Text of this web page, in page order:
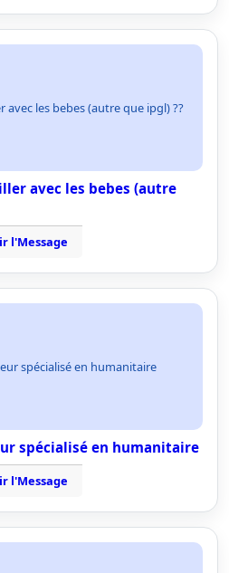
les bebes (autre que ipgl) ??
avec les bebes (autre
l'Message
spécialisé en humanitaire
spécialisé en humanitaire
l'Message